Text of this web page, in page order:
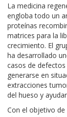
La medicina
engloba todo un
proteínas
matrices para la
crecimiento. El
ha desarrollado
casos de
generarse en
extracciones
del hueso y
Con el objetivo